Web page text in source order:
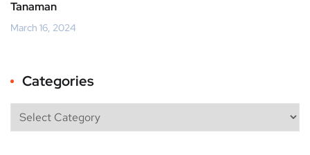
Tanaman
March 16, 2024
Categories